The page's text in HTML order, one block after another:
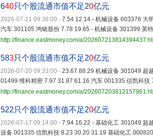
640只个股流通市值不足20亿元
2026-07-21 09:38:00 - 7.54 12.14 - 机械设备 603376 大
汽车 301105 鸿铭股份 7.78 19.65 - 机械设备 301399 英
http://finance.eastmoney.com/a/
583只个股流通市值不足20亿元
2026-07-20 09:33:00 - 23.67 88.29 机械设备 301049 超
01499 维科精密 7.97 31.87 61.16 汽车 001335 信凯科
http://finance.eastmoney.com/a/
522只个股流通市值不足20亿元
2026-07-17 09:14:00 - 7.94 16.22 - 基础化工 301049 超
设备 001335 信凯科技 8.23 30.20 31.19 基础化工